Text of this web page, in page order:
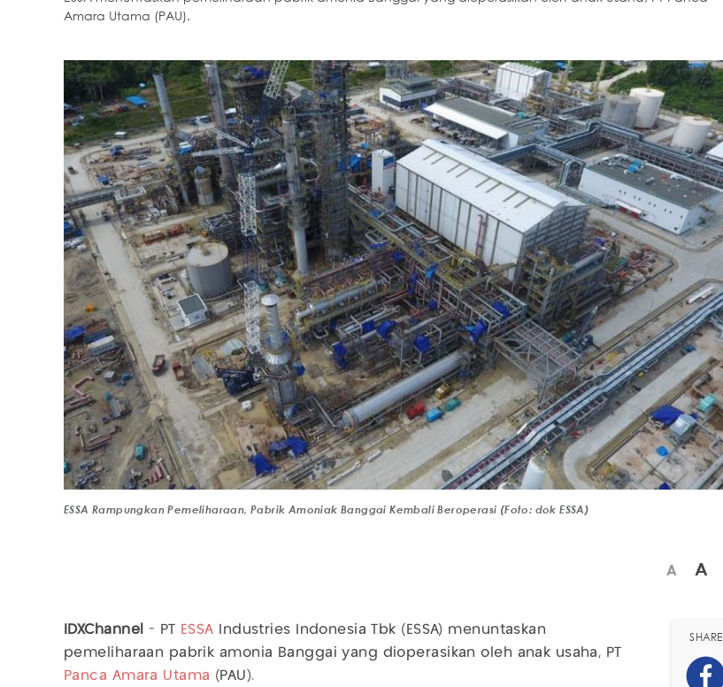
Amara Utama (PAU).
ESSA Rampungkan Pemeliharaan, Pabrik Amoniak Banggai Kembali Beroperasi (Foto: dok ESSA)
A A
IDXChannel - PT ESSA Industries Indonesia Tbk (ESSA) menuntaskan
pemeliharaan pabrik amonia Banggai yang dioperasikan oleh anak usaha, PT
Panca Amara Utama (PAU).
SHARE